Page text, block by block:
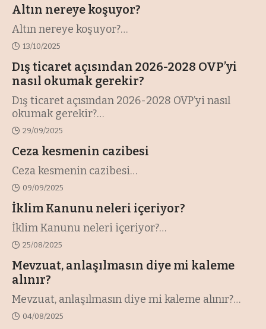
Altın nereye koşuyor?
Altın nereye koşuyor?…
13/10/2025
Dış ticaret açısından 2026-2028 OVP’yi
nasıl okumak gerekir?
Dış ticaret açısından 2026-2028 OVP’yi nasıl
okumak gerekir?…
29/09/2025
Ceza kesmenin cazibesi
Ceza kesmenin cazibesi…
09/09/2025
İklim Kanunu neleri içeriyor?
İklim Kanunu neleri içeriyor?…
25/08/2025
Mevzuat, anlaşılmasın diye mi kaleme
alınır?
Mevzuat, anlaşılmasın diye mi kaleme alınır?…
04/08/2025